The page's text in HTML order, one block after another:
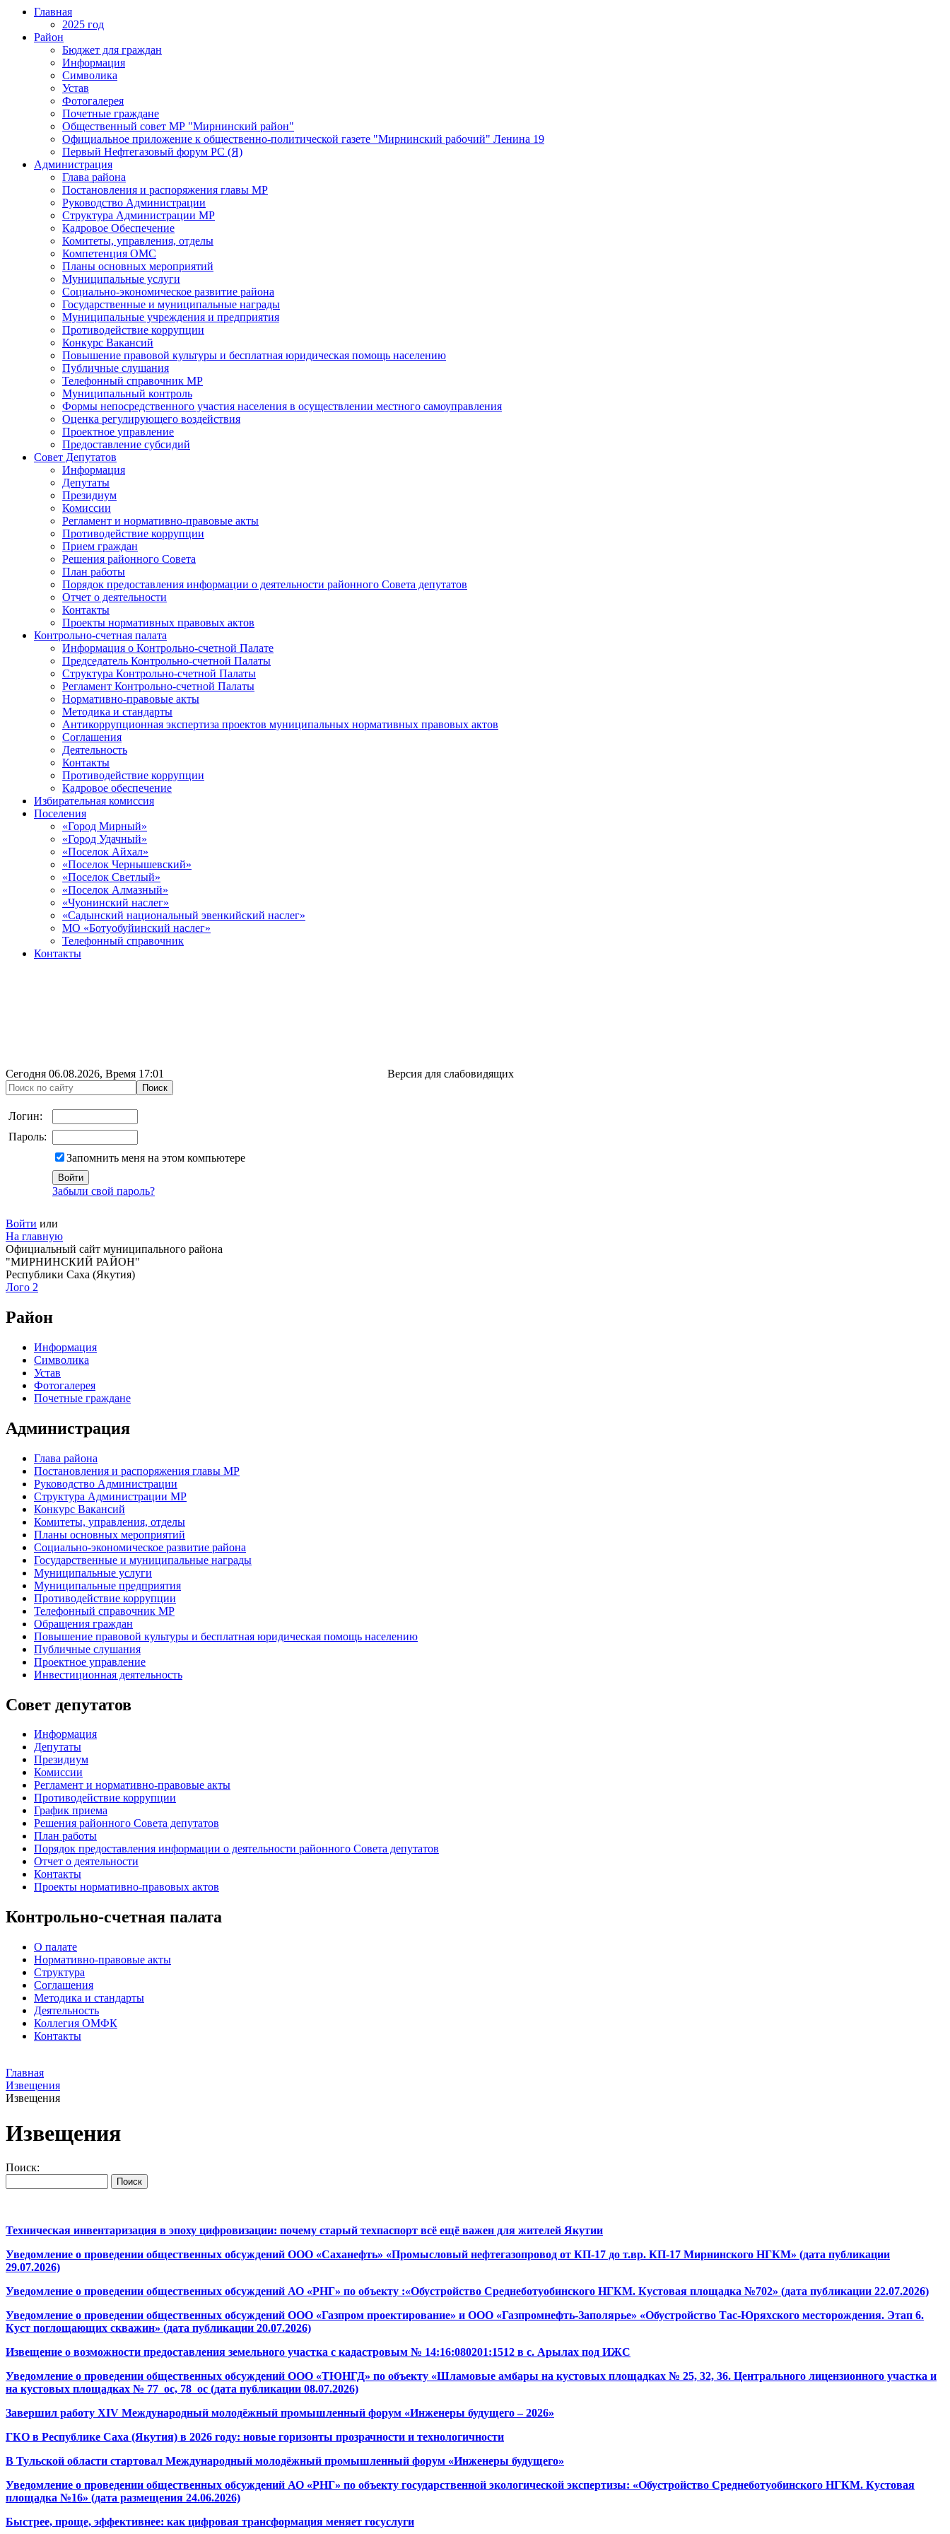
Главная
2025 год
Район
Бюджет для граждан
Информация
Символика
Устав
Фотогалерея
Почетные граждане
Общественный совет МР "Мирнинский район"
Официальное приложение к общественно-политической газете "Мирнинский рабочий" Ленина 19
Первый Нефтегазовый форум РС (Я)
Администрация
Глава района
Постановления и распоряжения главы МР
Руководство Администрации
Структура Администрации МР
Кадровое Обеспечение
Комитеты, управления, отделы
Компетенция ОМС
Планы основных мероприятий
Муниципальные услуги
Социально-экономическое развитие района
Государственные и муниципальные награды
Муниципальные учреждения и предприятия
Противодействие коррупции
Конкурс Вакансий
Повышение правовой культуры и бесплатная юридическая помощь населению
Публичные слушания
Телефонный справочник МР
Муниципальный контроль
Формы непосредственного участия населения в осуществлении местного самоуправления
Оценка регулирующего воздействия
Проектное управление
Предоставление субсидий
Совет Депутатов
Информация
Депутаты
Президиум
Комиссии
Регламент и нормативно-правовые акты
Противодействие коррупции
Прием граждан
Решения районного Совета
План работы
Порядок предоставления информации о деятельности районного Совета депутатов
Отчет о деятельности
Контакты
Проекты нормативных правовых актов
Контрольно-счетная палата
Информация о Контрольно-счетной Палате
Председатель Контрольно-счетной Палаты
Структура Контрольно-счетной Палаты
Регламент Контрольно-счетной Палаты
Нормативно-правовые акты
Методика и стандарты
Антикоррупционная экспертиза проектов муниципальных нормативных правовых актов
Соглашения
Деятельность
Контакты
Противодействие коррупции
Кадровое обеспечение
Избирательная комиссия
Поселения
«Город Мирный»
«Город Удачный»
«Поселок Айхал»
«Поселок Чернышевский»
«Поселок Светлый»
«Поселок Алмазный»
«Чуонинский наслег»
«Садынский национальный эвенкийский наслег»
МО «Ботуобуйинский наслег»
Телефонный справочник
Контакты
Сегодня 06.08.2026, Время 17:01 Версия для слабовидящих
Логин:
Пароль:
Запомнить меня на этом компьютере
Забыли свой пароль?
Войти или
На главную
Официальный сайт муниципального района
"МИРНИНСКИЙ РАЙОН"
Республики Саха (Якутия)
Лого 2
Район
Информация
Символика
Устав
Фотогалерея
Почетные граждане
Администрация
Глава района
Постановления и распоряжения главы МР
Руководство Администрации
Структура Администрации МР
Конкурс Вакансий
Комитеты, управления, отделы
Планы основных мероприятий
Социально-экономическое развитие района
Государственные и муниципальные награды
Муниципальные услуги
Муниципальные предприятия
Противодействие коррупции
Телефонный справочник МР
Обращения граждан
Повышение правовой культуры и бесплатная юридическая помощь населению
Публичные слушания
Проектное управление
Инвестиционная деятельность
Совет депутатов
Информация
Депутаты
Президиум
Комиссии
Регламент и нормативно-правовые акты
Противодействие коррупции
График приема
Решения районного Совета депутатов
План работы
Порядок предоставления информации о деятельности районного Совета депутатов
Отчет о деятельности
Контакты
Проекты нормативно-правовых актов
Контрольно-счетная палата
О палате
Нормативно-правовые акты
Структура
Соглашения
Методика и стандарты
Деятельность
Коллегия ОМФК
Контакты
Главная
Извещения
Извещения
Извещения
Поиск:
Техническая инвентаризация в эпоху цифровизации: почему старый техпаспорт всё ещё важен для жителей Якутии
Уведомление о проведении общественных обсуждений ООО «Саханефть» «Промысловый нефтегазопровод от КП-17 до т.вр. КП-17 Мирнинского НГКМ» (дата публикации
29.07.2026)
Уведомление о проведении общественных обсуждений АО «РНГ» по объекту :«Обустройство Среднеботуобинского НГКМ. Кустовая площадка №702» (дата публикации 22.07.2026)
Уведомление о проведении общественных обсуждений ООО «Газпром проектирование» и ООО «Газпромнефть-Заполярье» «Обустройство Тас-Юряхского месторождения. Этап 6.
Куст поглощающих скважин» (дата публикации 20.07.2026)
Извещение о возможности предоставления земельного участка с кадастровым № 14:16:080201:1512 в с. Арылах под ИЖС
Уведомление о проведении общественных обсуждений ООО «ТЮНГД» по объекту «Шламовые амбары на кустовых площадках № 25, 32, 36. Центрального лицензионного участка и
на кустовых площадках № 77_ос, 78_ос (дата публикации 08.07.2026)
Завершил работу XIV Международный молодёжный промышленный форум «Инженеры будущего – 2026»
ГКО в Республике Саха (Якутия) в 2026 году: новые горизонты прозрачности и технологичности
В Тульской области стартовал Международный молодёжный промышленный форум «Инженеры будущего»
Уведомление о проведении общественных обсуждений АО «РНГ» по объекту государственной экологической экспертизы: «Обустройство Среднеботуобинского НГКМ. Кустовая
площадка №16» (дата размещения 24.06.2026)
Быстрее, проще, эффективнее: как цифровая трансформация меняет госуслуги